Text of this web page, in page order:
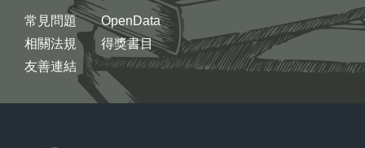
常見問題
相關法規
友善連結
OpenData
得獎書目